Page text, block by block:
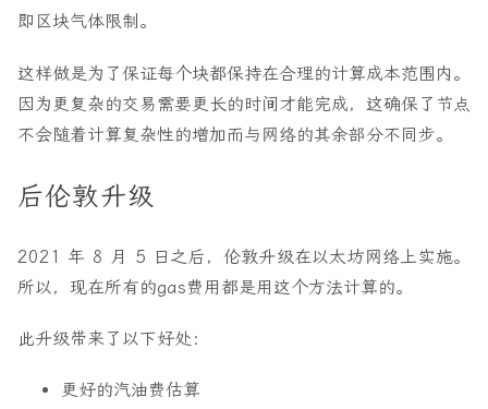
即区块气体限制。
这样做是为了保证每个块都保持在合理的计算成本范围内。
因为更复杂的交易需要更长的时间才能完成，这确保了节点
不会随着计算复杂性的增加而与网络的其余部分不同步。
后伦敦升级
2021 年 8 月 5 日之后，伦敦升级在以太坊网络上实施。
所以，现在所有的gas费用都是用这个方法计算的。
此升级带来了以下好处：
更好的汽油费估算